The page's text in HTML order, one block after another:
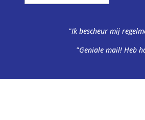
"Ik bescheur mij
"Geniale mail! Heb